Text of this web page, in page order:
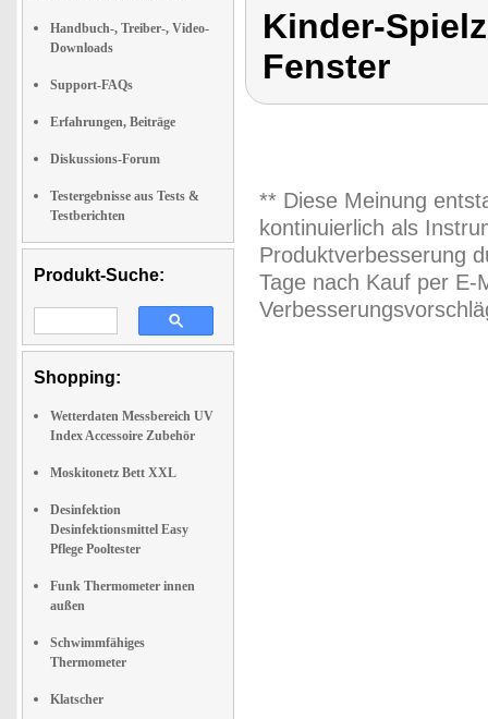
Handbuch-, Treiber-, Video-
Downloads
Support-FAQs
Erfahrungen, Beiträge
Diskussions-Forum
Testergebnisse aus Tests &
Testberichten
Produkt-Suche:
Shopping:
Wetterdaten Messbereich UV
Index Accessoire Zubehör
Moskitonetz Bett XXL
Desinfektion
Desinfektionsmittel Easy
Pflege Pooltester
Funk Thermometer innen
außen
Schwimmfähiges
Thermometer
Klatscher
Kinder-
Fenster
** Diese Meinung
kontinuierlich als
Produktverbesserung
Tage nach Kauf per E-